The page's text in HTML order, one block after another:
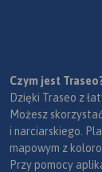
Czym jest
Dzięki Traseo z
Możesz
i narciarskiego.
mapowym z
Przy pomocy